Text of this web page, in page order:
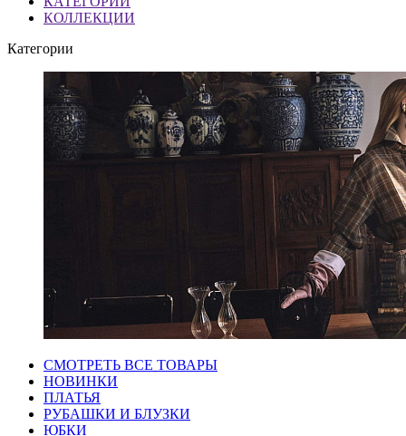
КОЛЛЕКЦИИ
Категории
СМОТРЕТЬ ВСЕ ТОВАРЫ
НОВИНКИ
ПЛАТЬЯ
РУБАШКИ И БЛУЗКИ
ЮБКИ